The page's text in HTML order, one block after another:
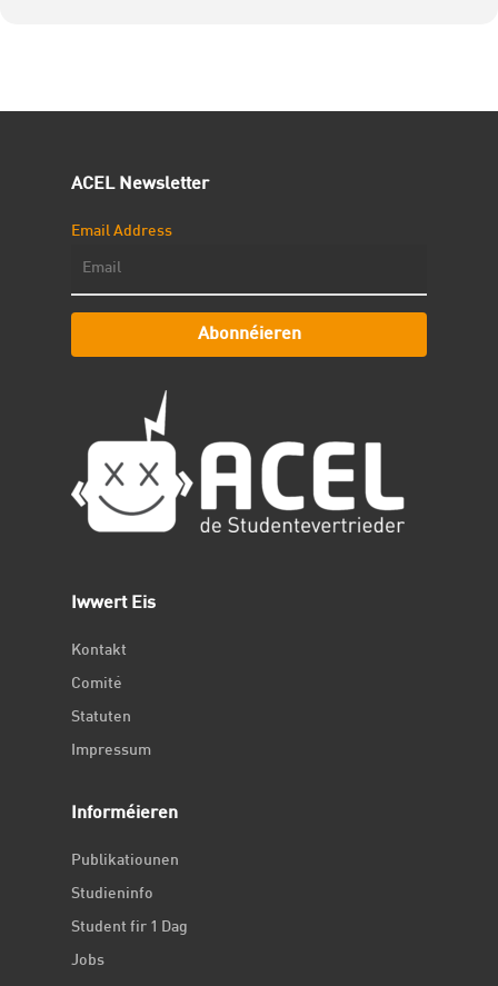
ACEL Newsletter
Email Address
Abonnéieren
Iwwert Eis
Kontakt
Comité
Statuten
Impressum
Informéieren
Publikatiounen
Studieninfo
Student fir 1 Dag
Jobs